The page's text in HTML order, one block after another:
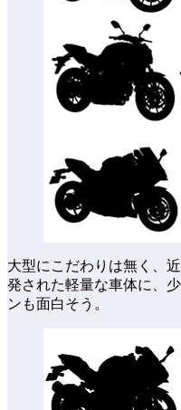
大型にこだわりは無く、
発された軽量な車体に、
ンも面白そう。